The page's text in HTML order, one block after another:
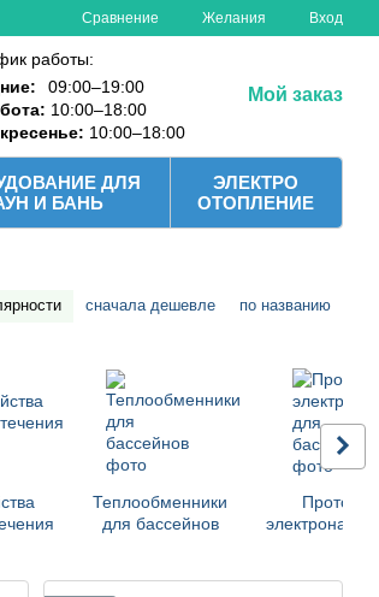
Сравнение Желания Вход
работы:
09:00–19:00
10:00–18:00
10:00–18:00
Мой заказ
ДЛЯ
И БАНЬ
ЭЛЕКТРО
ОТОПЛЕНИЕ
сначала дешевле по названию
Теплообменники
для бассейнов